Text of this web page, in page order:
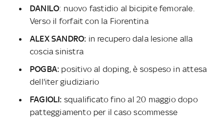
DANILO: nuovo fastidio al bicipite femorale.
Verso il forfait con la Fiorentina
ALEX SANDRO: in recupero dala lesione alla
coscia sinistra
POGBA: positivo al doping, è sospeso in attesa
dell'iter giudiziario
FAGIOLI: squalificato fino al 20 maggio dopo
patteggiamento per il caso scommesse